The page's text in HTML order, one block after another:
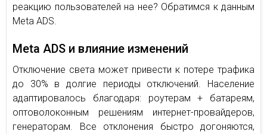
реакцию пользователей на нее? Обратимся к данным
Meta ADS.
Meta ADS и влияние изменений
Отключение света может привести к потере трафика
до 30% в долгие периоды отключений. Население
адаптировалось благодаря: роутерам + батареям,
оптоволоконным решениям интернет-провайдеров,
генераторам. Все отклонения быстро догоняются,